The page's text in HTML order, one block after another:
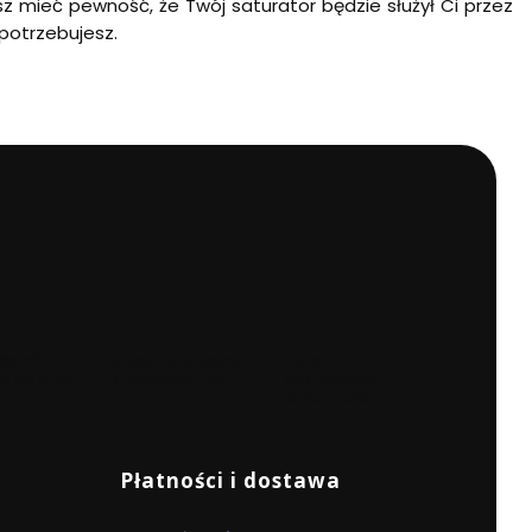
pewność, że Twój saturator będzie służył Ci przez
Płatności i dostawa